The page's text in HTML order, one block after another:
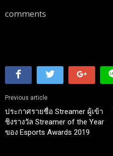
comments
Previous article
ประกาศรายชื่อ Streamer ผู้เข้า
ชิงรางวัล Streamer of the Year
ของ Esports Awards 2019